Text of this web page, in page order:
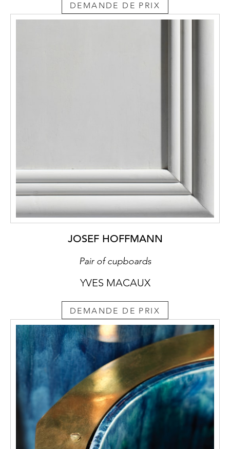
DEMANDE DE PRIX
JOSEF HOFFMANN
Pair of cupboards
YVES MACAUX
DEMANDE DE PRIX